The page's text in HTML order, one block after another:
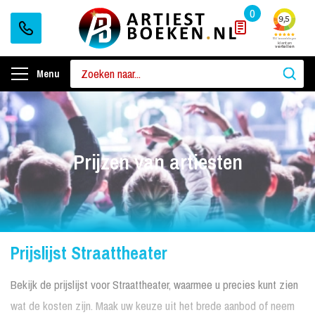
0
Menu
Prijzen van artiesten
Prijslijst Straattheater
Bekijk de prijslijst voor Straattheater, waarmee u precies kunt zien
wat de kosten zijn. Maak uw keuze uit het brede aanbod of neem